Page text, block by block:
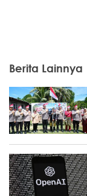
Berita Lainnya